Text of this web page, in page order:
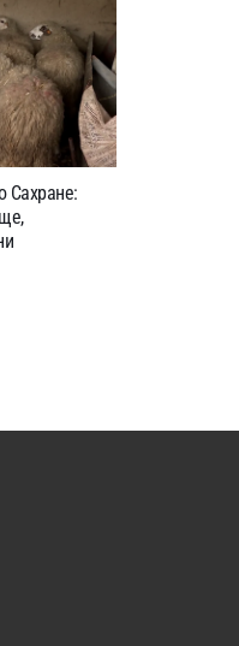
Сахране: